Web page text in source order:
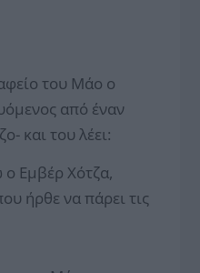
του Μάο ο
από έναν
και του λέει:
Εμβέρ Χότζα,
ήρθε να πάρει τις